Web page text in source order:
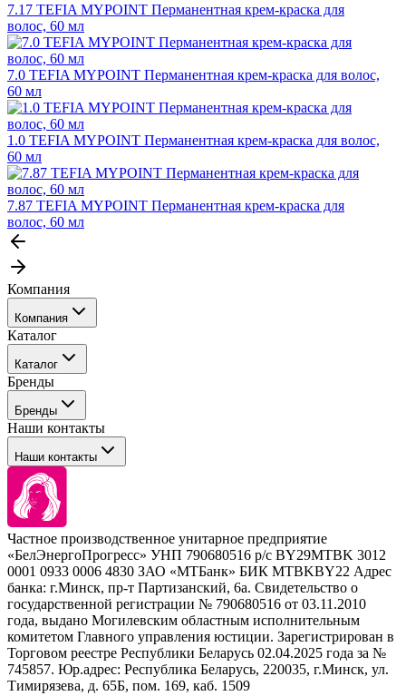
7.17 TEFIA MYPOINT Перманентная крем-краска для
волос, 60 мл
7.0 TEFIA MYPOINT Перманентная крем-краска для волос,
60 мл
1.0 TEFIA MYPOINT Перманентная крем-краска для волос,
60 мл
7.87 TEFIA MYPOINT Перманентная крем-краска для
волос, 60 мл
Компания
Компания
События
Покупателю
Каталог
Каталог
Профессиональные средства для окрашивания волос
Сервисные средства
Уход
Стайлинг
Брови и ресницы
Барберинг
Наборы
Расходные материалы
Бренды
Бренды
Tefia
Concept
Kezy
Barex
Sim Sensitive
Kebren
Selective Professional
White Line
Наши контакты
Наши контакты
+ 375 44 7233514
+ 375 29 1649505
info@krasabel.by
Офис: г. Минск, ул. Тимирязева 65Б, офис 1509
Склад: г. Минск, ул. Домбровская, 15
Частное производственное унитарное предприятие
«БелЭнергоПрогресс» УНП 790680516 р/с BY29MTBK 3012
0001 0933 0006 4830 ЗАО «МТБанк» БИК MTBKBY22 Адрес
банка: г.Минск, пр-т Партизанский, 6а. Свидетельство о
государственной регистрации № 790680516 от 03.11.2010
года, выдано Могилевским областным исполнительным
комитетом Главного управления юстиции. Зарегистрирован в
Торговом реестре Республики Беларусь 02.04.2025 года за №
745857. Юр.адрес: Республика Беларусь, 220035, г.Минск, ул.
Тимирязева, д. 65Б, пом. 169, каб. 1509